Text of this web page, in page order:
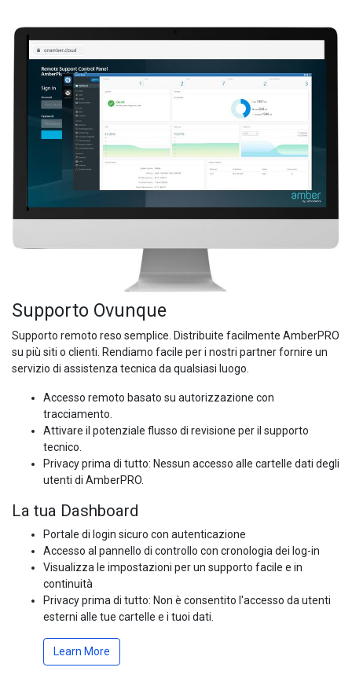
Supporto Ovunque
Supporto remoto reso semplice. Distribuite facilmente AmberPRO
su più siti o clienti. Rendiamo facile per i nostri partner fornire un
servizio di assistenza tecnica da qualsiasi luogo.
Accesso remoto basato su autorizzazione con
tracciamento.
Attivare il potenziale flusso di revisione per il supporto
tecnico.
Privacy prima di tutto: Nessun accesso alle cartelle dati degli
utenti di AmberPRO.
La tua Dashboard
Portale di login sicuro con autenticazione
Accesso al pannello di controllo con cronologia dei log-in
Visualizza le impostazioni per un supporto facile e in
continuità
Privacy prima di tutto: Non è consentito l'accesso da utenti
esterni alle tue cartelle e i tuoi dati.
Learn More